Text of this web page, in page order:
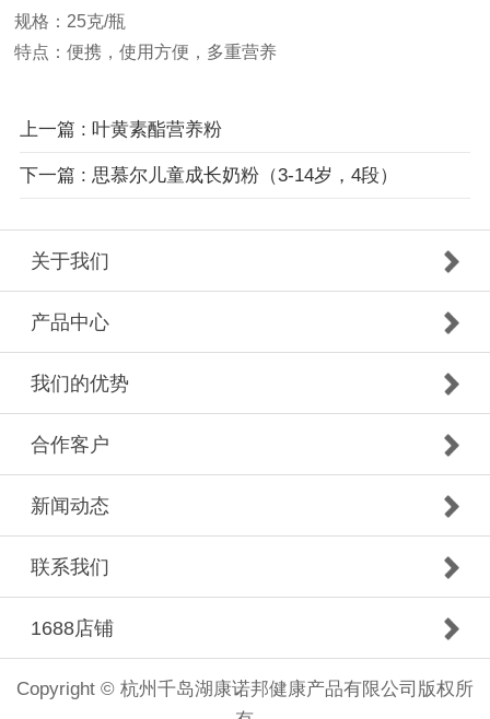
规格：25克/瓶
特点：便携，使用方便，多重营养
上一篇 : 叶黄素酯营养粉
下一篇 : 思慕尔儿童成长奶粉（3-14岁，4段）
关于我们
产品中心
我们的优势
合作客户
新闻动态
联系我们
1688店铺
Copyright © 杭州千岛湖康诺邦健康产品有限公司版权所